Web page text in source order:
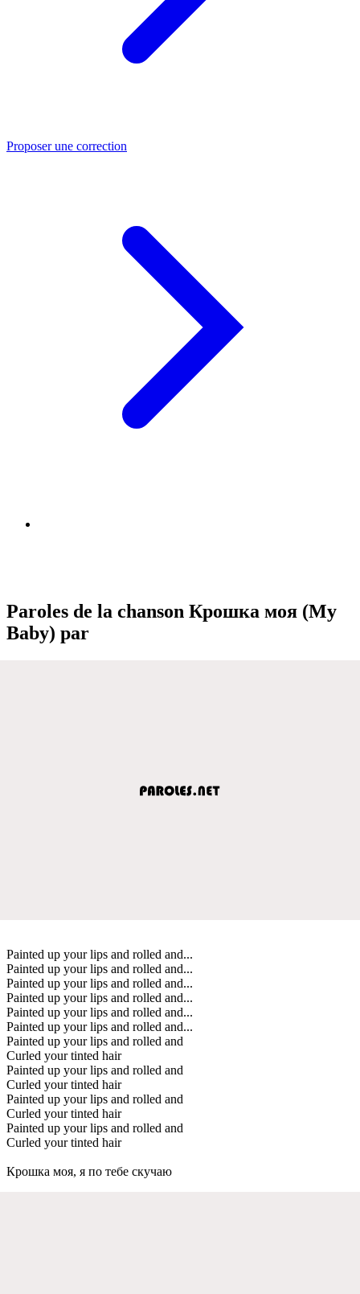
Proposer une correction
Paroles de la chanson Крошка моя (My
Baby) par
Painted up your lips and rolled and...
Painted up your lips and rolled and...
Painted up your lips and rolled and...
Painted up your lips and rolled and...
Painted up your lips and rolled and...
Painted up your lips and rolled and...
Painted up your lips and rolled and
Curled your tinted hair
Painted up your lips and rolled and
Curled your tinted hair
Painted up your lips and rolled and
Curled your tinted hair
Painted up your lips and rolled and
Curled your tinted hair
Крошка моя, я по тeбe скучаю